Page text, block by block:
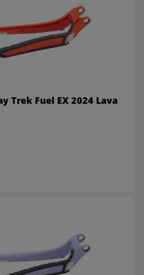
Trek Fuel EX 2024 Lava